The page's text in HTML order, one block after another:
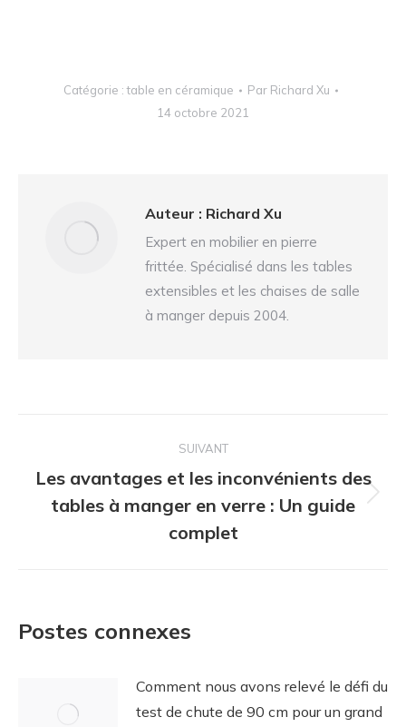
Catégorie :table en céramique Par Richard Xu
14 octobre 2021
Auteur : Richard Xu
Expert en mobilier en pierre
frittée. Spécialisé dans les tables
extensibles et les chaises de salle
à manger depuis 2004.
article
SUIVANT
Article
suivant
Les avantages et les inconvénients des
tables à manger en verre : Un guide
complet
Postes connexes
Comment nous avons relevé le défi du
test de chute de 90 cm pour un grand